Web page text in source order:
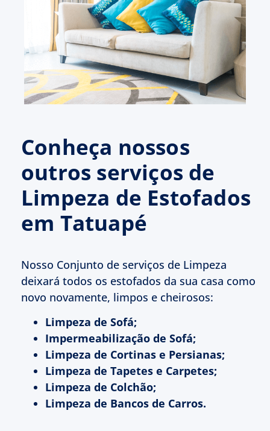
Conheça nossos
outros serviços de
Limpeza de Estofados
em Tatuapé
Nosso Conjunto de serviços de Limpeza
deixará todos os estofados da sua casa como
novo novamente, limpos e cheirosos:
Limpeza de Sofá;
Impermeabilização de Sofá;
Limpeza de Cortinas e Persianas;
Limpeza de Tapetes e Carpetes;
Limpeza de Colchão;
Limpeza de Bancos de Carros.